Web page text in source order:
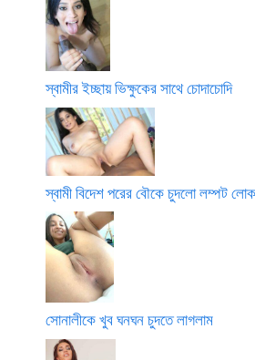
স্বামীর ইচ্ছায় ভিক্ষুকের সাথে চোদাচোদি
স্বামী বিদেশ পরের বৌকে চুদলো লম্পট লোক
সোনালীকে খুব ঘনঘন চুদতে লাগলাম